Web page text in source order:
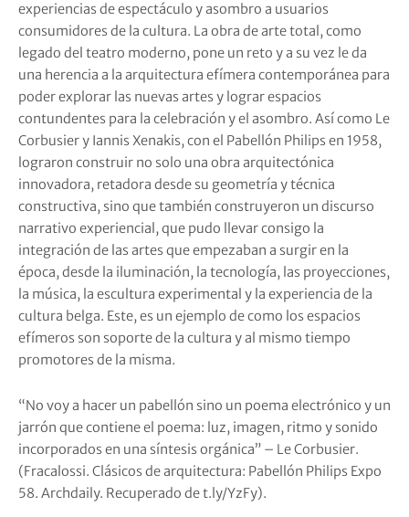
experiencias de espectáculo y asombro a usuarios
consumidores de la cultura. La obra de arte total, como
legado del teatro moderno, pone un reto y a su vez le da
una herencia a la arquitectura efímera contemporánea para
poder explorar las nuevas artes y lograr espacios
contundentes para la celebración y el asombro. Así como Le
Corbusier y Iannis Xenakis, con el Pabellón Philips en 1958,
lograron construir no solo una obra arquitectónica
innovadora, retadora desde su geometría y técnica
constructiva, sino que también construyeron un discurso
narrativo experiencial, que pudo llevar consigo la
integración de las artes que empezaban a surgir en la
época, desde la iluminación, la tecnología, las proyecciones,
la música, la escultura experimental y la experiencia de la
cultura belga. Este, es un ejemplo de como los espacios
efímeros son soporte de la cultura y al mismo tiempo
promotores de la misma.
“No voy a hacer un pabellón sino un poema electrónico y un
jarrón que contiene el poema: luz, imagen, ritmo y sonido
incorporados en una síntesis orgánica” – Le Corbusier.
(Fracalossi. Clásicos de arquitectura: Pabellón Philips Expo
58. Archdaily. Recuperado det.ly/YzFy).